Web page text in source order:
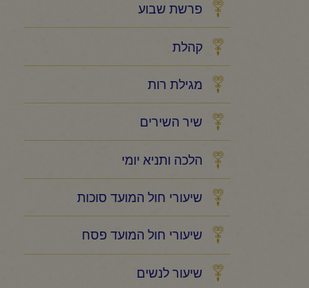
פרשת שבוע
קהלת
מגילת רות
שיר השירים
הלכה ותניא יומי
שיעורי חול המועד סוכות
שיעורי חול המועד פסח
שיעור לנשים